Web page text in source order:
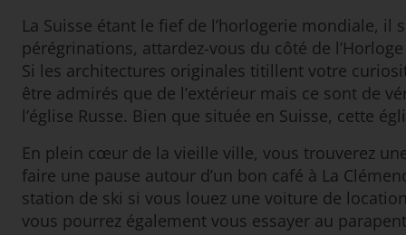
La Suisse étant le fief de l’horlogerie mondiale,
pérégrinations, attardez-vous du côté de
Si les architectures originales titillent votre
être admirés que de l’extérieur mais ce sont de
l’église Russe. Bien que située en Suisse, cette
En plein cœur de la vieille ville, vous trouverez
faire une pause autour d’un bon café à La
station de ski si vous louez une voiture de
vous pourrez également vous essayer au